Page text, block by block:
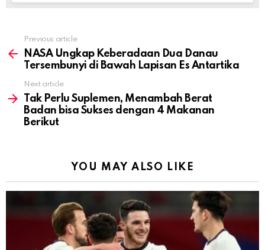
more
Previous article
NASA Ungkap Keberadaan Dua Danau
Tersembunyi di Bawah Lapisan Es Antartika
Next article
Tak Perlu Suplemen, Menambah Berat
Badan bisa Sukses dengan 4 Makanan
Berikut
YOU MAY ALSO LIKE